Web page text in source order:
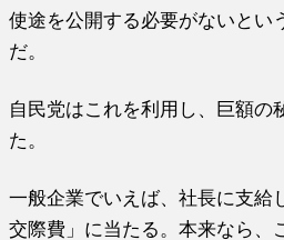
使途を公開する必要がないとい
だ。
自民党はこれを利用し、巨額の
た。
一般企業でいえば、社長に支給
交際費」に当たる。本来なら、